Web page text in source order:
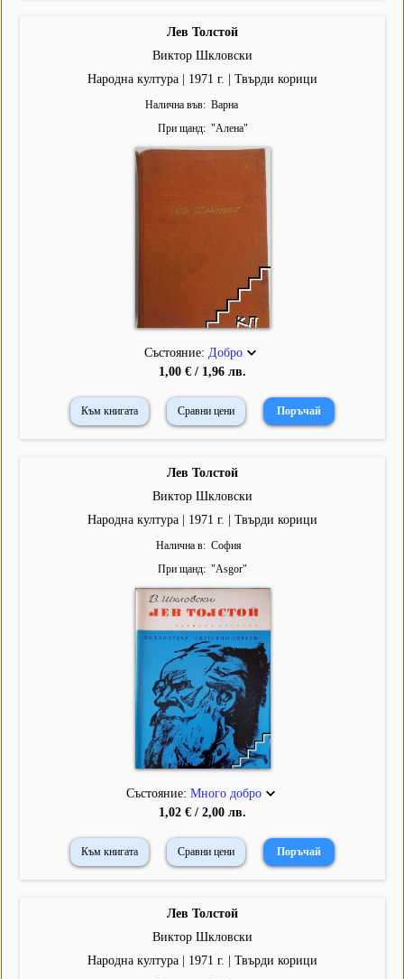
Лев Толстой
Виктор Шкловски
Народна култура | 1971 г. | Твърди корици
Налична във
Варна
При щанд
"Алена"
Състояние: Добро
1,00 € / 1,96 лв.
Към книгата Сравни цени
Лев Толстой
Виктор Шкловски
Народна култура | 1971 г. | Твърди корици
Налична в
София
При щанд
"Asgor"
Състояние: Много добро
1,02 € / 2,00 лв.
Към книгата Сравни цени
Лев Толстой
Виктор Шкловски
Народна култура | 1971 г. | Твърди корици